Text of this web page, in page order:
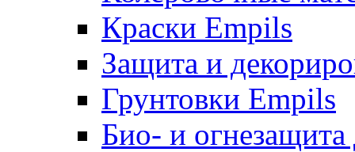
Краски Empils
Защита и
Грунтовки Empils
Био- и